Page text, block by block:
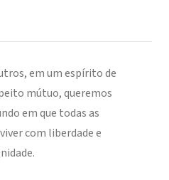
em um espírito de
mútuo, queremos
em que todas as
com liberdade e